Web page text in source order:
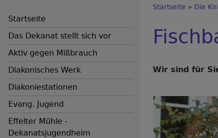
Startseite
Das Dekanat stellt sich vor
Aktiv gegen Mißbrauch
Diakonisches Werk
Diakoniestationen
Evang. Jugend
Effelter Mühle -
Dekanatsjugendheim
Startseite Die
Wir sind für